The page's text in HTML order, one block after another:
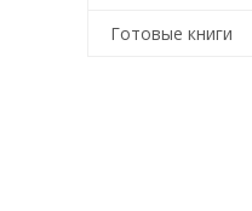
Готовые книги